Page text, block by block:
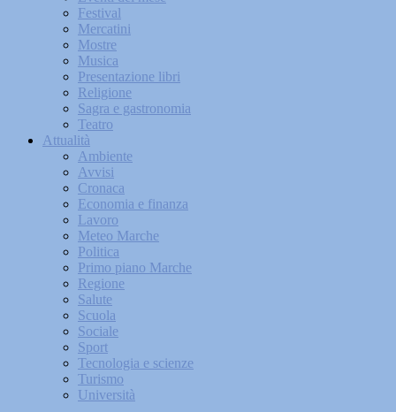
Festival
Mercatini
Mostre
Musica
Presentazione libri
Religione
Sagra e gastronomia
Teatro
Attualità
Ambiente
Avvisi
Cronaca
Economia e finanza
Lavoro
Meteo Marche
Politica
Primo piano Marche
Regione
Salute
Scuola
Sociale
Sport
Tecnologia e scienze
Turismo
Università